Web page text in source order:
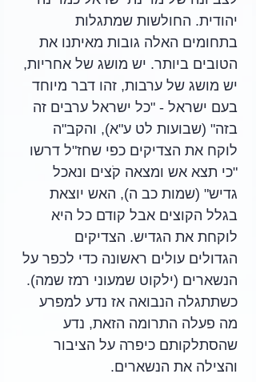
יהודית. החולשות שמתגלות
בתחומים האלה גובות מאיתנו את
הטובים ביותר. יש מושג של אחריות,
יש מושג של ערבות, זהו דבר מיוחד
בעם ישראל - "כל ישראל ערבים זה
בזה" (שבועות לט ע"א), והקב"ה
לוקח את הצדיקים כפי שחז"ל דרשו
"כי תצא אש ומצאה קֹצים ונאכל
גדיש" (שמות כב ה), האש יוצאת
בגלל הקוצים אבל קודם כל היא
לוקחת את הגדיש. הצדיקים
הגדולים עולים ראשונה כדי לכפר על
הנשארים (ילקוט שמעוני רמז שמה).
כשתתגלה הנבואה אז נדע למפרע
מה פעלה התרומה הזאת, נדע
שהסתלקותם כיפרה על הציבור
והצילה את הנשארים.